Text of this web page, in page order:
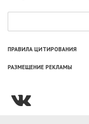
ПРАВИЛА ЦИТИРОВАНИЯ
РАЗМЕЩЕНИЕ РЕКЛАМЫ